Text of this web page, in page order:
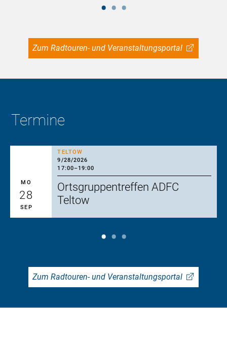
Zum Radtouren- und Veranstaltungsportal
Termine
TELTOW
9/28/2026
17:00–19:00
MO
28
SEP
Ortsgruppentreffen ADFC
Teltow
Zum Radtouren- und Veranstaltungsportal